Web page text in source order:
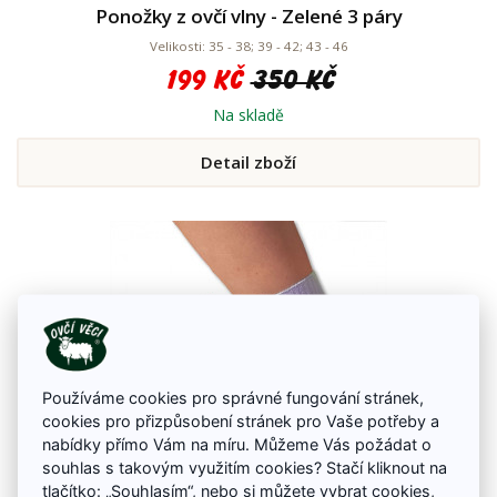
Ponožky z ovčí vlny - Zelené 3 páry
Velikosti: 35 - 38; 39 - 42; 43 - 46
199 Kč 350 Kč
Na skladě
Detail zboží
Používáme cookies pro správné fungování stránek,
cookies pro přizpůsobení stránek pro Vaše potřeby a
nabídky přímo Vám na míru. Můžeme Vás požádat o
souhlas s takovým využitím cookies? Stačí kliknout na
tlačítko: „Souhlasím“, nebo si můžetevybrat cookies